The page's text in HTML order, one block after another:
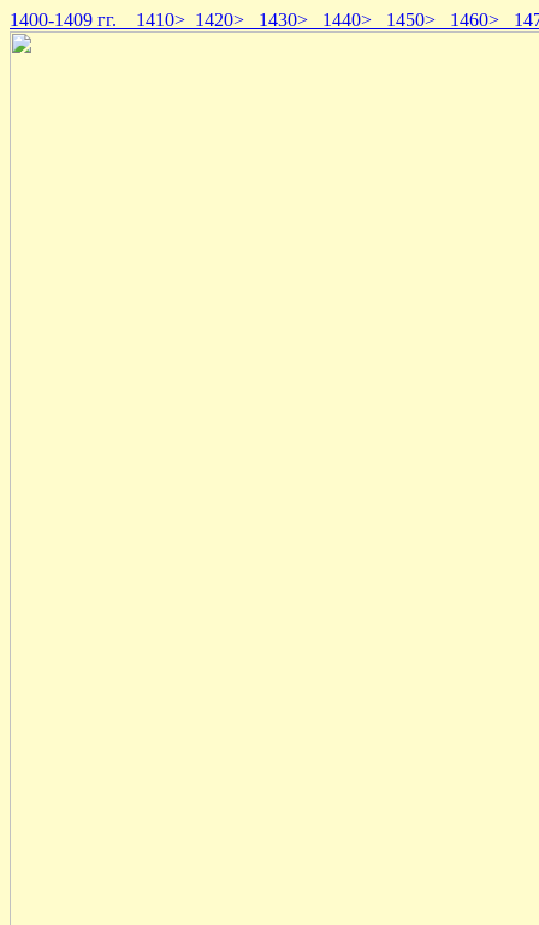
1400-1409 гг. 1410> 1420> 1430> 1440> 1450> 1460>